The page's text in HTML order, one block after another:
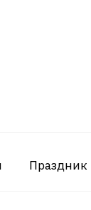
Праздник